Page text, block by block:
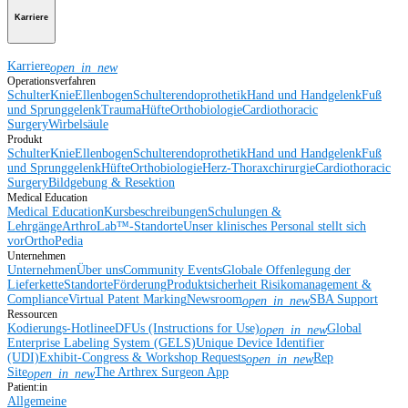
Karriere
Karriereopen_in_new
Operationsverfahren
SchulterKnieEllenbogenSchulterendoprothetikHand und HandgelenkFuß
und SprunggelenkTraumaHüfteOrthobiologieCardiothoracic
SurgeryWirbelsäule
Produkt
SchulterKnieEllenbogenSchulterendoprothetikHand und HandgelenkFuß
und SprunggelenkHüfteOrthobiologieHerz-ThoraxchirurgieCardiothoracic
SurgeryBildgebung & Resektion
Medical Education
Medical EducationKursbeschreibungenSchulungen &
LehrgängeArthroLab™-StandorteUnser klinisches Personal stellt sich
vorOrthoPedia
Unternehmen
UnternehmenÜber unsCommunity EventsGlobale Offenlegung der
LieferketteStandorteFörderungProduktsicherheit Risikomanagement &
ComplianceVirtual Patent MarkingNewsroomopen_in_newSBA Support
Ressourcen
Kodierungs-HotlineeDFUs (Instructions for Use)open_in_newGlobal
Enterprise Labeling System (GELS)Unique Device Identifier
(UDI)Exhibit-Congress & Workshop Requestsopen_in_newRep
Siteopen_in_newThe Arthrex Surgeon App
Patient:in
Allgemeine